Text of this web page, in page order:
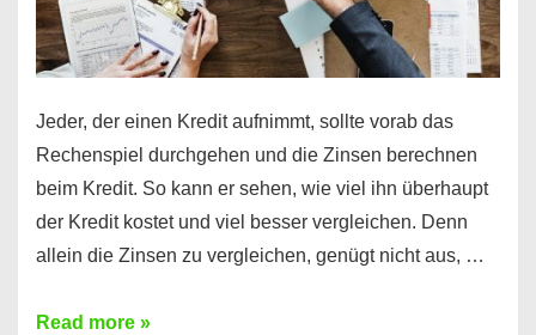
Jeder, der einen Kredit aufnimmt, sollte vorab das
Rechenspiel durchgehen und die Zinsen berechnen
beim Kredit. So kann er sehen, wie viel ihn überhaupt
der Kredit kostet und viel besser vergleichen. Denn
allein die Zinsen zu vergleichen, genügt nicht aus, …
Ganz
Read more »